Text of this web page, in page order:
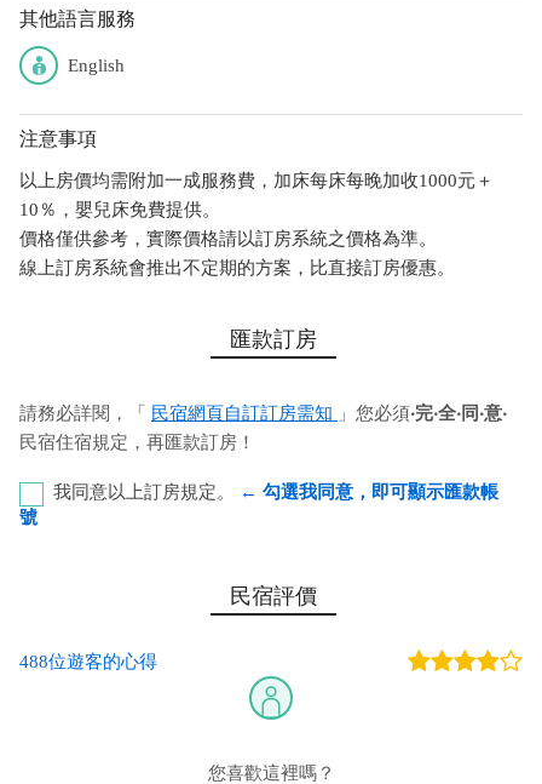
其他語言服務
English
注意事項
以上房價均需附加一成服務費，加床每床每晚加收1000元＋
10％，嬰兒床免費提供。
價格僅供參考，實際價格請以訂房系統之價格為準。
線上訂房系統會推出不定期的方案，比直接訂房優惠。
匯款訂房
請務必詳閱，「 民宿網頁自訂訂房需知 」您必須‧完‧全‧同‧意‧
民宿住宿規定，再匯款訂房！
我同意以上訂房規定。
← 勾選我同意，即可顯示匯款帳
號
ATM]、 [一銀ATM
(以上三個銀行網路ATM只是方便網友直接連結，並不代表民
民宿評價
488位遊客的心得
您喜歡這裡嗎？